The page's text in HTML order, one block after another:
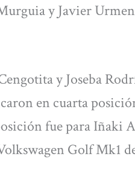
y Javier
y Joseba
en cuarta
fue para Iñaki
Golf Mk1